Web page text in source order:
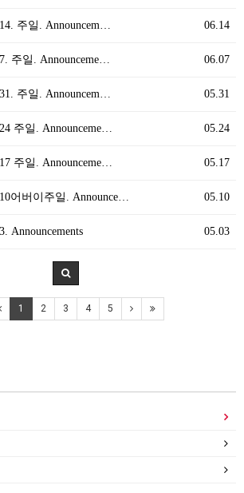
06.14
주일. Announcem…
06.07
주일. Announceme…
05.31
주일. Announcem…
05.24
주일. Announceme…
05.17
주일. Announceme…
05.10
어버이주일. Announce…
05.03
Announcements
1 2 3 4 5